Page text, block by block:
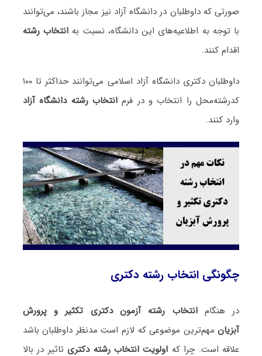
صورتی که داوطلبان در دانشگاه آزاد نیز مجاز باشند، می‌توانند
با توجه به اطلاعیه‌های این دانشگاه، نسبت به انتخاب رشته
اقدام کنند.
داوطلبان دکتری دانشگاه آزاد اسلامی می‌توانند حداکثر تا ۱۰۰
کدرشته‌محل را انتخاب و در فرم انتخاب رشته دانشگاه آزاد
وارد کنند.
چگونگی انتخاب رشته دکتری
در هنگامانتخاب رشته آزمون دکتری تکثیر و پرورش
آبزیانمهم‌ترین موضوعی که لازم است مدنظر داوطلبان باشد
علاقه است. چرا که اولویت انتخاب رشته دکتری تاثیر در بالا